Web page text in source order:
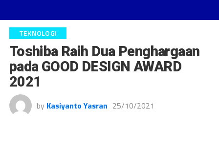
TEKNOLOGI
Toshiba Raih Dua Penghargaan
pada GOOD DESIGN AWARD
2021
by Kasiyanto Yasran 25/10/2021